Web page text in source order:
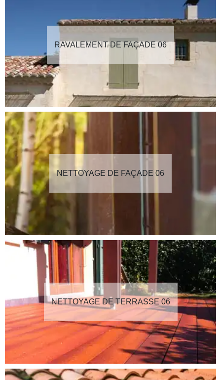
RAVALEMENT DE FAÇADE 06
NETTOYAGE DE FAÇADE 06
NETTOYAGE DE TERRASSE 06